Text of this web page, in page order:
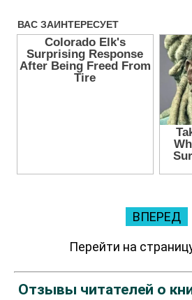
ВПЕРЕД
Перейти на
Отзывы читателей о